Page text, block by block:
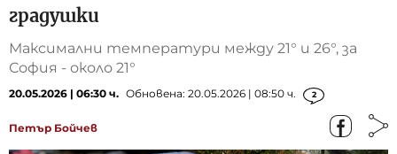
градушки
Максимални температури между 21° и 26°, за
София - около 21°
20.05.2026 | 06:30 ч. Обновена: 20.05.2026 | 08:50 ч. 2
Петър Бойчев